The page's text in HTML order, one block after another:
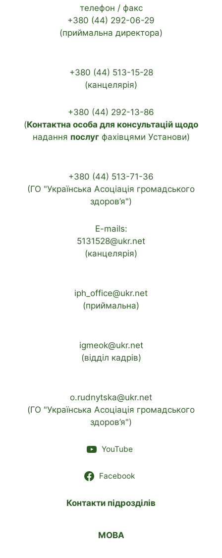
телефон / факс
+380 (44) 292-06-29
(приймальна директора)
+380 (44) 513-15-28
(канцелярія)
+380 (44) 292-13-86
(Контактна особа для консультацій щодо
надання послугфахівцями Установи)
+380 (44) 513-71-36
(ГО "Українська Асоціація громадського
здоров’я")
E-mails:
5131528@ukr.net
(канцелярія)
iph_office@ukr.net
(приймальна)
igmeok@ukr.net
(відділ кадрів)
o.rudnytska@ukr.net
(ГО "Українська Асоціація громадського
здоров’я")
YouTube
Facebook
Контакти підрозділів
МОВА